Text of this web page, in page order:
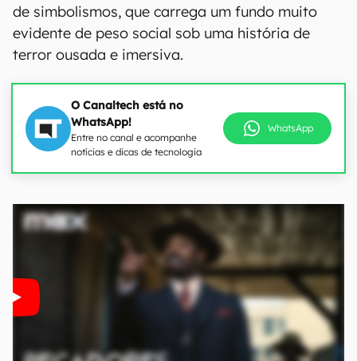
de simbolismos, que carrega um fundo muito
evidente de peso social sob uma história de
terror ousada e imersiva.
O Canaltech está no
WhatsApp!
Entre no canal e acompanhe
notícias e dicas de tecnologia
WhatsApp